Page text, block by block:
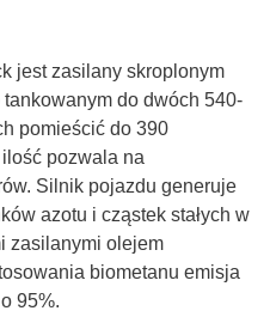
jest zasilany skroplonym
do dwóch 540-
pomieścić do 390
pozwala na
Silnik pojazdu generuje
azotu i cząstek stałych w
zasilanymi olejem
biometanu emisja
95%.